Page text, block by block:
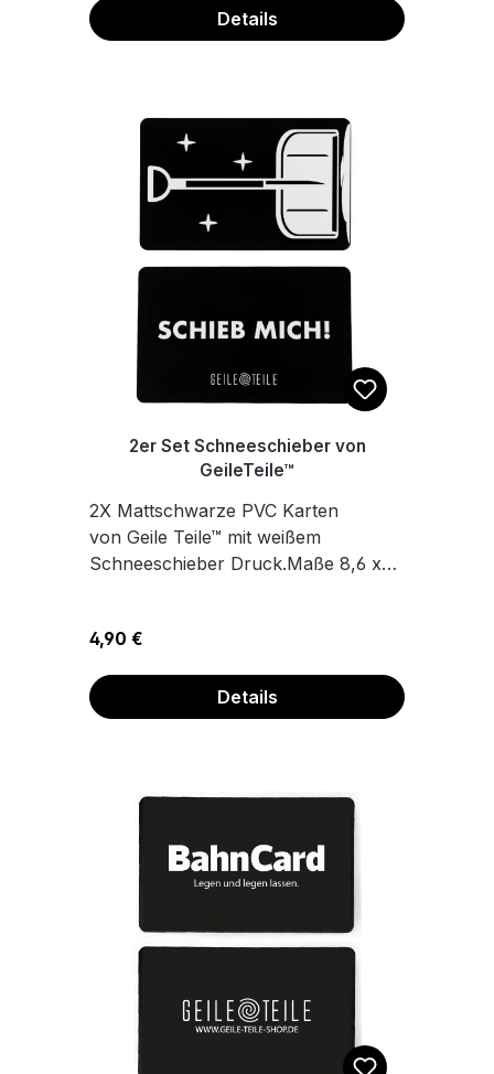
Outdoor Aufkleber mit geschlitzter
Rückseite 20 verschiedene Sprüche
Details
2er Set Schneeschieber von
GeileTeile™
2X Mattschwarze PVC Karten
von Geile Teile™ mit weißem
Schneeschieber Druck.Maße 8,6 x
Regulärer Preis:
4,90 €
Details